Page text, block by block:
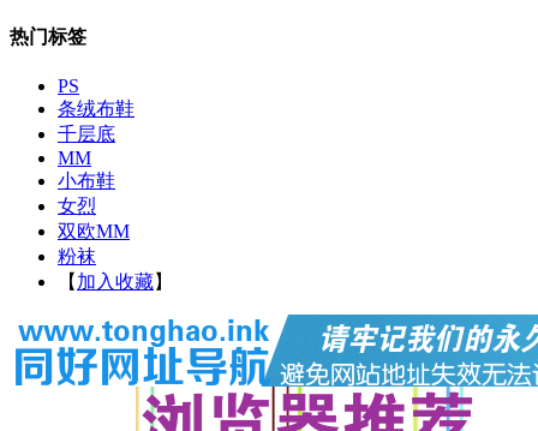
热门标签
PS
条绒布鞋
千层底
MM
小布鞋
女烈
双欧MM
粉袜
【 加入收藏】